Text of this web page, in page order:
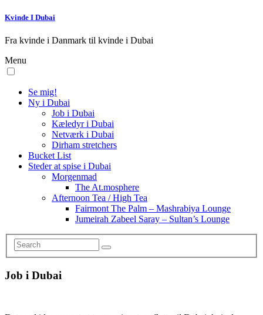
Kvinde I Dubai
Fra kvinde i Danmark til kvinde i Dubai
Menu
Se mig!
Ny i Dubai
Job i Dubai
Kæledyr i Dubai
Netværk i Dubai
Dirham stretchers
Bucket List
Steder at spise i Dubai
Morgenmad
The At.mosphere
Afternoon Tea / High Tea
Fairmont The Palm – Mashrabiya Lounge
Jumeirah Zabeel Saray – Sultan’s Lounge
Job i Dubai